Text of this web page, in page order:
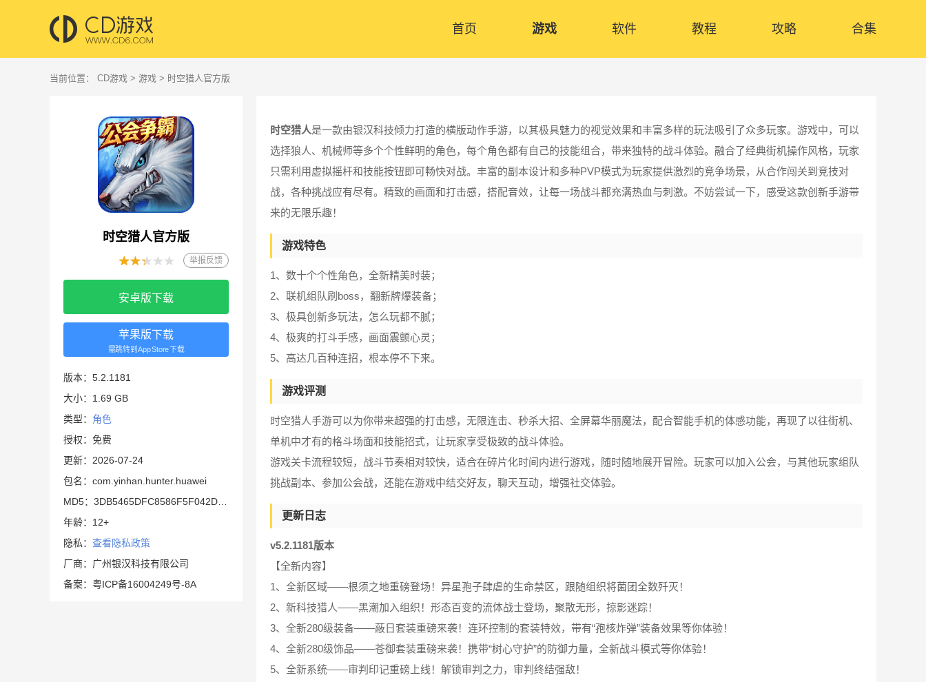
首页 游戏 软件 教程 攻略 合集
当前位置： CD游戏 > 游戏 > 时空猎人官方版
时空猎人官方版
举报反馈
安卓版下载
苹果版下载
需跳转到AppStore下载
版本：5.2.1181
大小：1.69 GB
类型： 角色
授权：免费
更新：2026-07-24
包名：com.yinhan.hunter.huawei
年龄：12+
隐私： 查看隐私政策
厂商：广州银汉科技有限公司
备案：粤ICP备16004249号-8A
时空猎人是一款由银汉科技倾力打造的横版动作手游，以其极具魅力的视觉效果和丰富多样的玩法吸引了众多玩家。游戏中，可以
选择狼人、机械师等多个个性鲜明的角色，每个角色都有自己的技能组合，带来独特的战斗体验。融合了经典街机操作风格，玩家
只需利用虚拟摇杆和技能按钮即可畅快对战。丰富的副本设计和多种PVP模式为玩家提供激烈的竞争场景，从合作闯关到竞技对
战，各种挑战应有尽有。精致的画面和打击感，搭配音效，让每一场战斗都充满热血与刺激。不妨尝试一下，感受这款创新手游带
来的无限乐趣！
游戏特色
1、数十个个性角色，全新精美时装；
2、联机组队刷boss，翻新牌爆装备；
3、极具创新多玩法，怎么玩都不腻；
4、极爽的打斗手感，画面震颤心灵；
5、高达几百种连招，根本停不下来。
游戏评测
时空猎人手游可以为你带来超强的打击感，无限连击、秒杀大招、全屏幕华丽魔法，配合智能手机的体感功能，再现了以往街机、
单机中才有的格斗场面和技能招式，让玩家享受极致的战斗体验。
游戏关卡流程较短，战斗节奏相对较快，适合在碎片化时间内进行游戏，随时随地展开冒险。玩家可以加入公会，与其他玩家组队
挑战副本、参加公会战，还能在游戏中结交好友，聊天互动，增强社交体验。
更新日志
v5.2.1181版本
【全新内容】
1、全新区域——根须之地重磅登场！异星孢子肆虐的生命禁区，跟随组织将菌团全数歼灭！
2、新科技猎人——黑潮加入组织！形态百变的流体战士登场，聚散无形，掠影迷踪！
3、全新280级装备——蔽日套装重磅来袭！连环控制的套装特效，带有“孢核炸弹”装备效果等你体验！
4、全新280级饰品——苍御套装重磅来袭！携带“树心守护”的防御力量，全新战斗模式等你体验！
5、全新系统——审判印记重磅上线！解锁审判之力，审判终结强敌！